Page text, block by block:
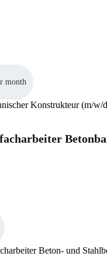
month
Konstrukteur (m/
Beton- und